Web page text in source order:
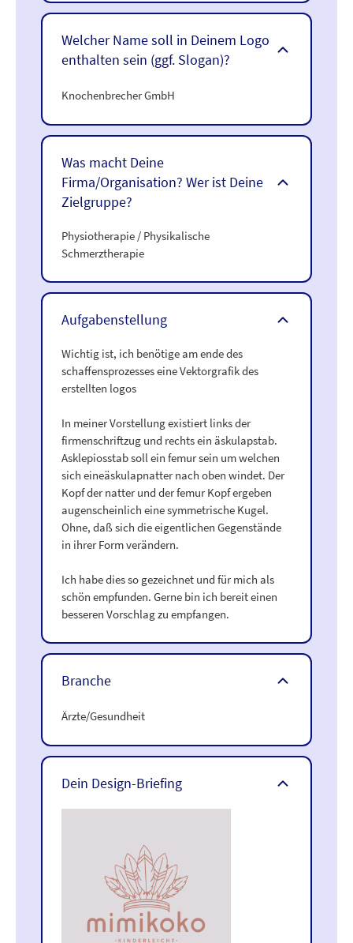
Welcher Name soll in Deinem Logo
enthalten sein (ggf. Slogan)?
Knochenbrecher GmbH
Was macht Deine
Firma/Organisation? Wer ist Deine
Zielgruppe?
Physiotherapie / Physikalische
Schmerztherapie
Aufgabenstellung
Wichtig ist, ich benötige am ende des
schaffensprozesses eine Vektorgrafik des
erstellten logos
In meiner Vorstellung existiert links der
firmenschriftzug und rechts ein äskulapstab.
Asklepiosstab soll ein femur sein um welchen
sich eineäskulapnatter nach oben windet. Der
Kopf der natter und der femur Kopf ergeben
augenscheinlich eine symmetrische Kugel.
Ohne, daß sich die eigentlichen Gegenstände
in ihrer Form verändern.
Ich habe dies so gezeichnet und für mich als
schön empfunden. Gerne bin ich bereit einen
besseren Vorschlag zu empfangen.
Branche
Ärzte/Gesundheit
Dein Design-Briefing